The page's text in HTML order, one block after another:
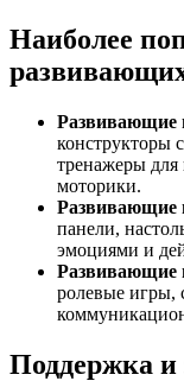
Наиболее
Развивающие
конструкторы
тренажеры для
моторики.
Развивающие
панели,
эмоциями и
Развивающие
ролевые игры,
Поддержка и